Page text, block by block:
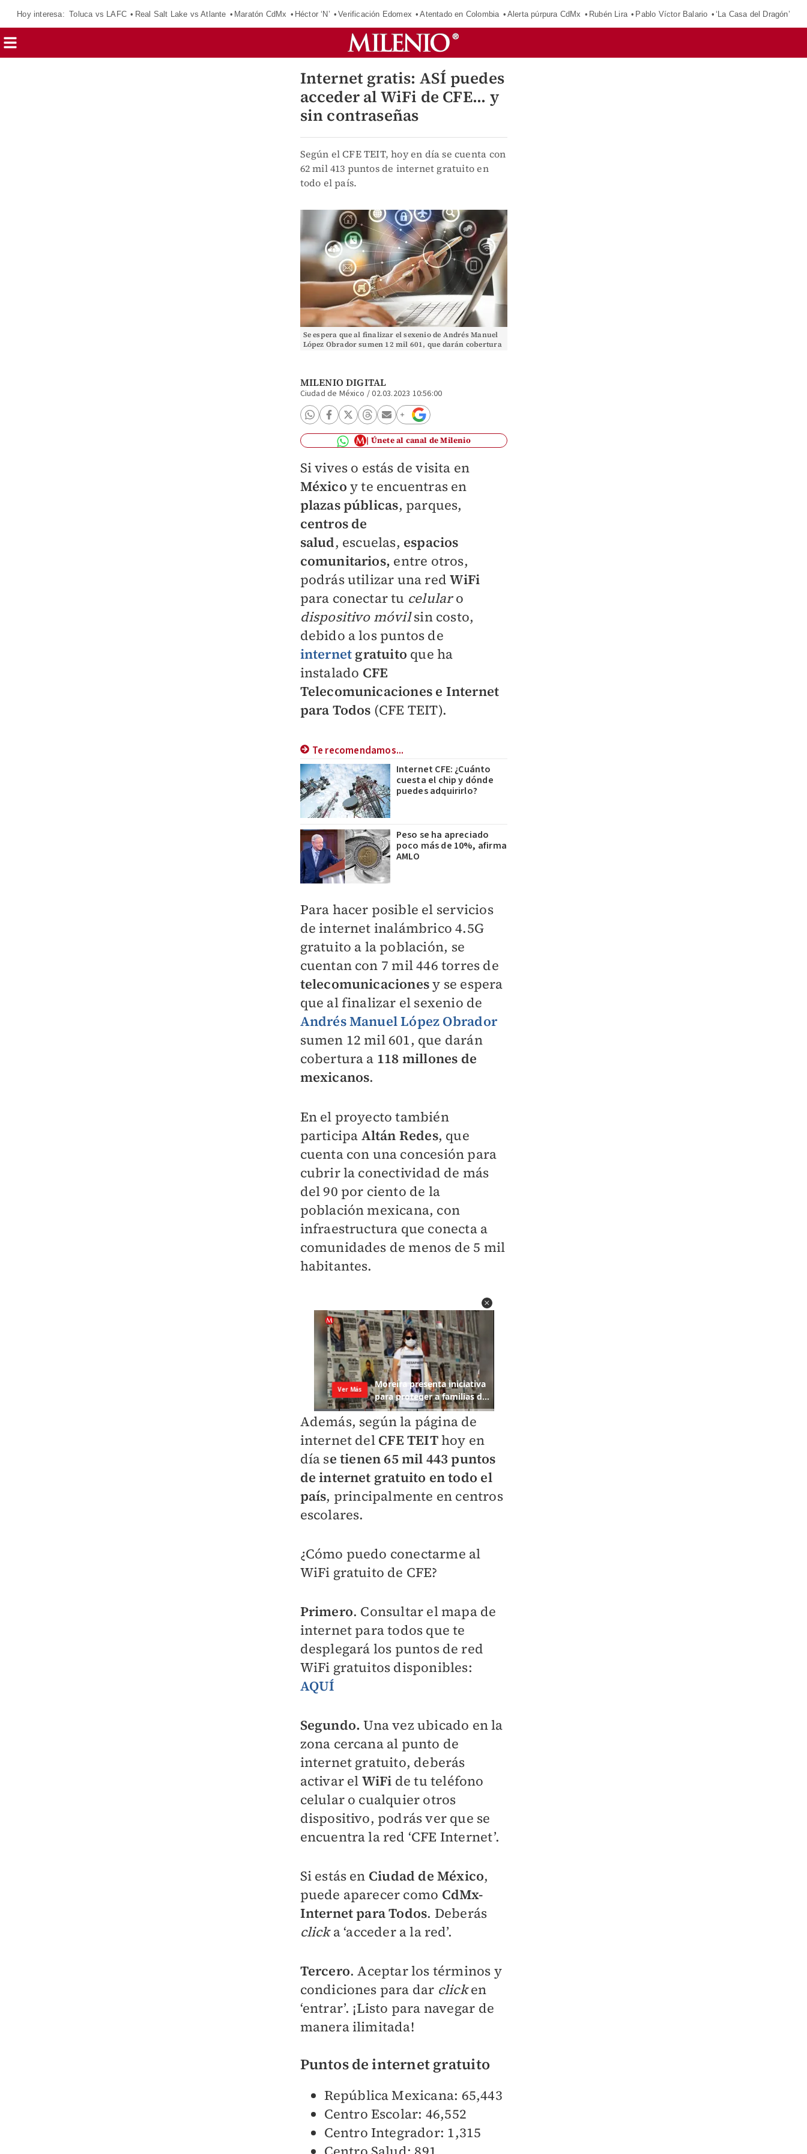
Hoy interesa: Toluca vs LAFC Real Salt Lake vs Atlante Maratón CdMx Héctor ‘N’ Verificación Edomex Atentado en Colombia Alerta púrpura CdMx Rubén Lira Pablo Víctor Balario ‘La Casa del Dragón’
Internet gratis: ASÍ puedes
acceder al WiFi de CFE... y
sin contraseñas
Según el CFE TEIT, hoy en día se cuenta con
62 mil 413 puntos de internet gratuito en
todo el país.
Se espera que al finalizar el sexenio de Andrés Manuel
López Obrador sumen 12 mil 601, que darán cobertura
MILENIO DIGITAL
Ciudad de México /02.03.2023 10:56:00
Únete al canal de Milenio
Si vives o estás de visita en
México y te encuentras en
plazas públicas, parques,
centros de
salud, escuelas, espacios
comunitarios, entre otros,
podrás utilizar una redWiFi
para conectar tu celularo
dispositivo móvilsin costo,
debido a los puntos de
internet gratuito que ha
instalado CFE
Telecomunicaciones e Internet
para Todos (CFE TEIT).
Te recomendamos...
Internet CFE: ¿Cuánto
cuesta el chip y dónde
puedes adquirirlo?
Peso se ha apreciado
poco más de 10%, afirma
AMLO
Para hacer posible el servicios
de internet inalámbrico 4.5G
gratuito a la población, se
cuentan con 7 mil 446 torres de
telecomunicacionesy se espera
que al finalizar el sexenio de
Andrés Manuel López Obrador
sumen 12 mil 601, que darán
cobertura a 118 millones de
mexicanos.
En el proyecto también
participa Altán Redes, que
cuenta con una concesión para
cubrir la conectividad de más
del 90 por ciento de la
población mexicana, con
infraestructura que conecta a
comunidades de menos de 5 mil
habitantes.
Además, según la página de
internet del CFE TEIThoy en
día se tienen 65 mil 443 puntos
de internet gratuito en todo el
país, principalmente en centros
escolares.
¿Cómo puedo conectarme al
WiFi gratuito de CFE?
Primero. Consultar el mapa de
internet para todos que te
desplegará los puntos de red
WiFi gratuitos disponibles:
AQUÍ
Segundo. Una vez ubicado en la
zona cercana al punto de
internet gratuito, deberás
activar el WiFi de tu teléfono
celular o cualquier otros
dispositivo, podrás ver que se
encuentra la red ‘CFE Internet’.
Si estás en Ciudad de México,
puede aparecer como CdMx-
Internet para Todos. Deberás
clicka ‘acceder a la red’.
Tercero. Aceptar los términos y
condiciones para dar clicken
‘entrar’. ¡Listo para navegar de
manera ilimitada!
Puntos de internet gratuito
República Mexicana: 65,443
Centro Escolar: 46,552
Centro Integrador: 1,315